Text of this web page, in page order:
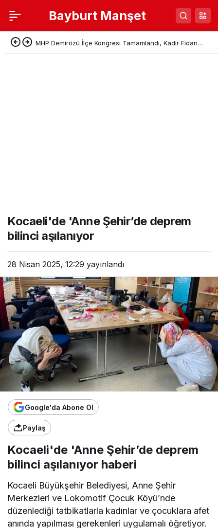
Bayburt Manşet
MHP Demirözü İlçe Kongresi Tamamlandı, Kadir Fidan
Kocaeli'de 'Anne Şehir’de deprem
bilinci aşılanıyor
28 Nisan 2025, 12:29 yayınlandı
Google'da Abone Ol
Paylaş
Kocaeli'de 'Anne Şehir’de deprem
bilinci aşılanıyor haberi
Kocaeli Büyükşehir Belediyesi, Anne Şehir
Merkezleri ve Lokomotif Çocuk Köyü’nde
düzenlediği tatbikatlarla kadınlar ve çocuklara afet
anında yapılması gerekenleri uygulamalı öğretiyor.